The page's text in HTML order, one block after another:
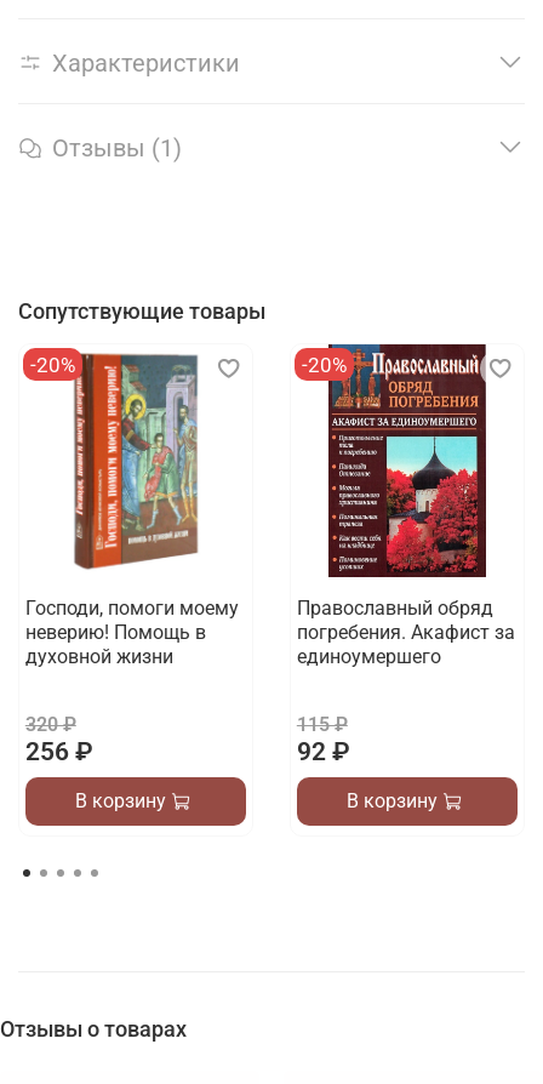
Характеристики
Отзывы (1)
Сопутствующие товары
-20%
Господи, помоги моему
неверию! Помощь в
духовной жизни
320 ₽
256 ₽
В корзину
-20%
Православный обряд
погребения. Акафист за
единоумершего
115 ₽
92 ₽
В корзину
Отзывы о товарах